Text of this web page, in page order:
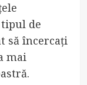
de
să încercați
mai